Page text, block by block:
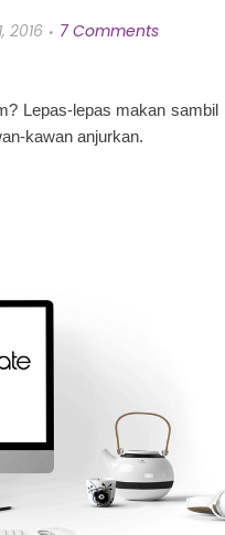
2016 7 Comments
Lepas-lepas makan sambil
kawan anjurkan.